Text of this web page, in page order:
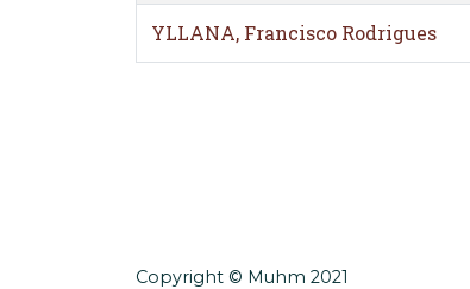
YLLANA, Francisco Rodrigues
Copyright © Muhm 2021